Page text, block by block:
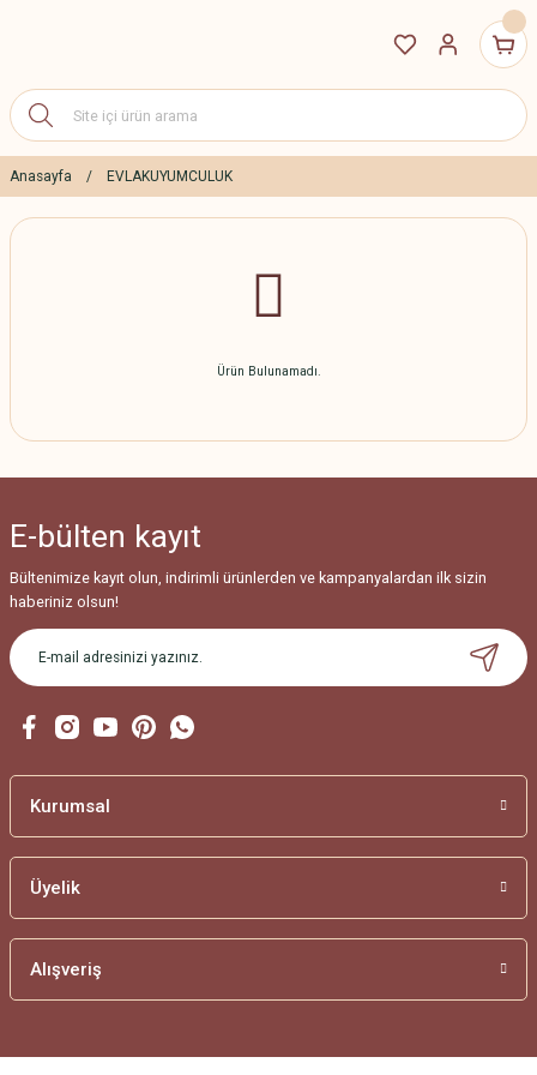
Anasayfa EVLAKUYUMCULUK
Ürün Bulunamadı.
E-bülten kayıt
Bültenimize kayıt olun, indirimli ürünlerden ve kampanyalardan ilk sizin
haberiniz olsun!
Kurumsal
Üyelik
Alışveriş